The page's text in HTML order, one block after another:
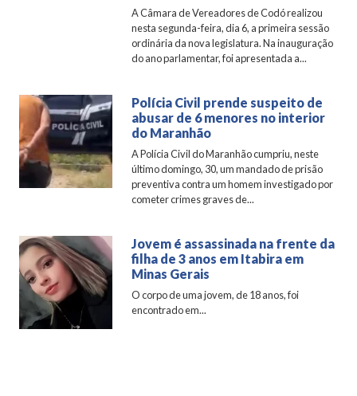
A Câmara de Vereadores de Codó realizou
nesta segunda-feira, dia 6, a primeira sessão
ordinária da nova legislatura. Na inauguração
do ano parlamentar, foi apresentada a...
Polícia Civil prende suspeito de
abusar de 6 menores no interior
do Maranhão
A Polícia Civil do Maranhão cumpriu, neste
último domingo, 30, um mandado de prisão
preventiva contra um homem investigado por
cometer crimes graves de...
Jovem é assassinada na frente da
filha de 3 anos em Itabira em
Minas Gerais
O corpo de uma jovem, de 18 anos, foi
encontrado em...